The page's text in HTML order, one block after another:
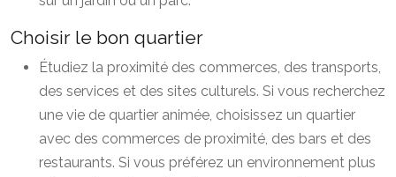
Choisir le bon quartier
Étudiez la proximité des commerces, des transports,
des services et des sites culturels. Si vous recherchez
une vie de quartier animée, choisissez un quartier
avec des commerces de proximité, des bars et des
restaurants. Si vous préférez un environnement plus